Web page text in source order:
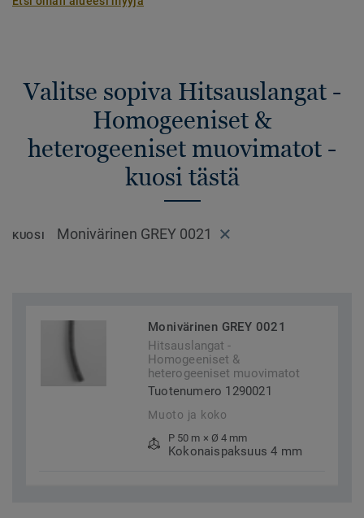
Valitse sopiva Hitsauslangat -
Homogeeniset &
heterogeeniset muovimatot -
kuosi tästä
KUOSI Monivärinen GREY 0021
Monivärinen GREY 0021
Hitsauslangat -
Homogeeniset &
heterogeeniset muovimatot
Tuotenumero 1290021
Muoto ja koko
P 50 m × Ø 4 mm
Kokonaispaksuus 4 mm